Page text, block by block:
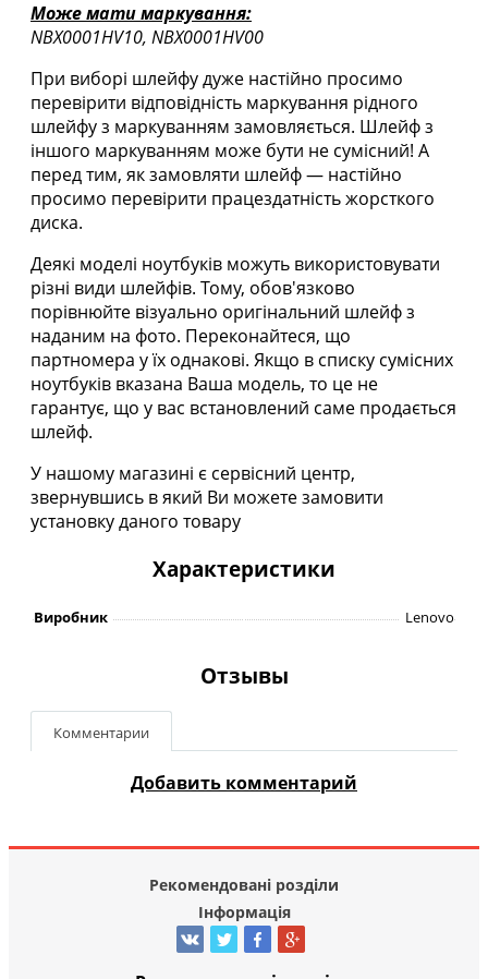
Може мати маркування:
NBX0001HV10, NBX0001HV00
При виборі шлейфу дуже настійно просимо
перевірити відповідність маркування рідного
шлейфу з маркуванням замовляється. Шлейф з
іншого маркуванням може бути не сумісний! А
перед тим, як замовляти шлейф ― настійно
просимо перевірити працездатність жорсткого
диска.
Деякі моделі ноутбуків можуть використовувати
різні види шлейфів. Тому, обов'язково
порівнюйте візуально оригінальний шлейф з
наданим на фото. Переконайтеся, що
партномера у їх однакові. Якщо в списку сумісних
ноутбуків вказана Ваша модель, то це не
гарантує, що у вас встановлений саме продається
шлейф.
У нашому магазині є сервісний центр,
звернувшись в який Ви можете замовити
установку даного товару
Характеристики
Виробник Lenovo
Отзывы
Комментарии
Добавить комментарий
Рекомендовані розділи
Інформація